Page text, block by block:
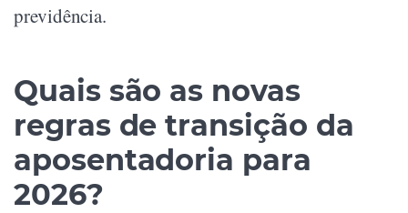
previdência.
Quais são as novas
regras de transição da
aposentadoria para
2026?